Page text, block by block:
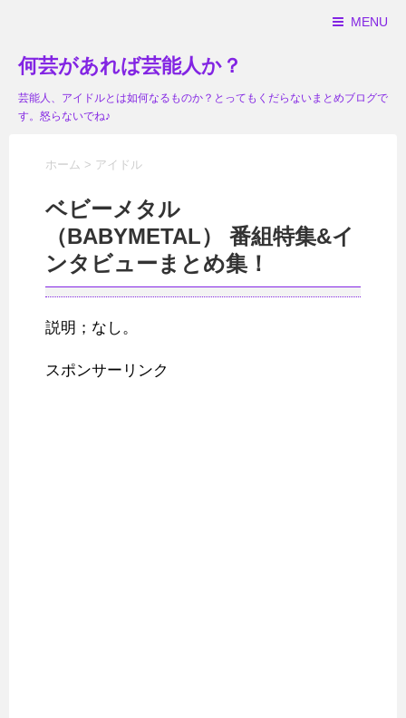
MENU
何芸があれば芸能人か？
芸能人、アイドルとは如何なるものか？とってもくだらないまとめブログで
す。怒らないでね♪
ホーム > アイドル
ベビーメタル
（BABYMETAL） 番組特集&イ
ンタビューまとめ集！
説明；なし。
スポンサーリンク